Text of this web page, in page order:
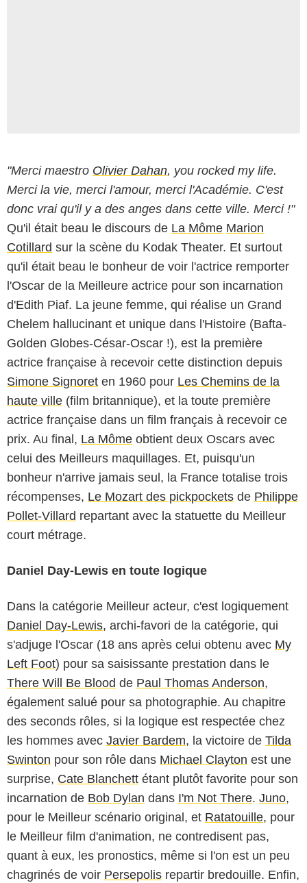
"Merci maestro Olivier Dahan, you rocked my life.
Merci la vie, merci l'amour, merci l'Académie. C'est
donc vrai qu'il y a des anges dans cette ville. Merci !"
Qu'il était beau le discours de La Môme Marion
Cotillard sur la scène du Kodak Theater. Et surtout
qu'il était beau le bonheur de voir l'actrice remporter
l'Oscar de la Meilleure actrice pour son incarnation
d'Edith Piaf. La jeune femme, qui réalise un Grand
Chelem hallucinant et unique dans l'Histoire (Bafta-
Golden Globes-César-Oscar !), est la première
actrice française à recevoir cette distinction depuis
Simone Signoret en 1960 pour Les Chemins de la
haute ville (film britannique), et la toute première
actrice française dans un film français à recevoir ce
prix. Au final, La Môme obtient deux Oscars avec
celui des Meilleurs maquillages. Et, puisqu'un
bonheur n'arrive jamais seul, la France totalise trois
récompenses, Le Mozart des pickpockets de Philippe
Pollet-Villard repartant avec la statuette du Meilleur
court métrage.
Daniel Day-Lewis en toute logique
Dans la catégorie Meilleur acteur, c'est logiquement
Daniel Day-Lewis, archi-favori de la catégorie, qui
s'adjuge l'Oscar (18 ans après celui obtenu avec My
Left Foot) pour sa saisissante prestation dans le
There Will Be Blood de Paul Thomas Anderson,
également salué pour sa photographie. Au chapitre
des seconds rôles, si la logique est respectée chez
les hommes avec Javier Bardem, la victoire de Tilda
Swinton pour son rôle dans Michael Clayton est une
surprise, Cate Blanchett étant plutôt favorite pour son
incarnation de Bob Dylan dans I'm Not There. Juno,
pour le Meilleur scénario original, et Ratatouille, pour
le Meilleur film d'animation, ne contredisent pas,
quant à eux, les pronostics, même si l'on est un peu
chagrinés de voir Persepolis repartir bredouille. Enfin,